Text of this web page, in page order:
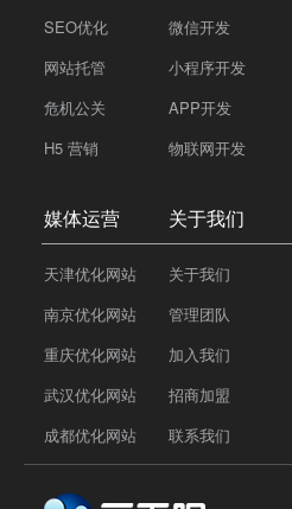
SEO优化
网站托管
危机公关
H5 营销
微信开发
小程序开发
APP开发
物联网开发
媒体运营
天津优化网站
南京优化网站
重庆优化网站
武汉优化网站
成都优化网站
关于我们
关于我们
管理团队
加入我们
招商加盟
联系我们